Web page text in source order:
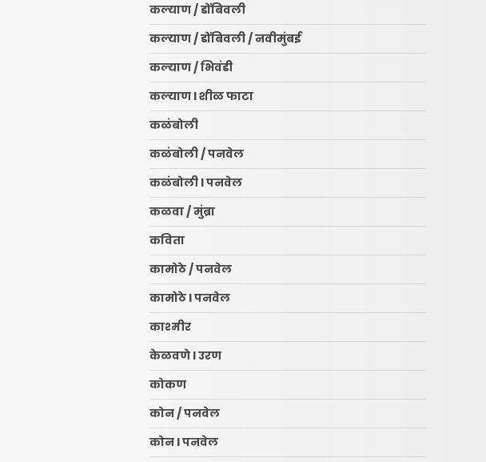
कल्याण / डोंबिवली
कल्याण / डोंबिवली / नवीमुंबई
कल्याण / भिवंडी
कल्याण l शीळ फाटा
कळंबोली
कळंबोली / पनवेल
कळंबोली l पनवेल
कळवा / मुंब्रा
कविता
कामोठे / पनवेल
कामोठे l पनवेल
काश्मीर
केळवणे l उरण
कोकण
कोन / पनवेल
कोन l पनवेल